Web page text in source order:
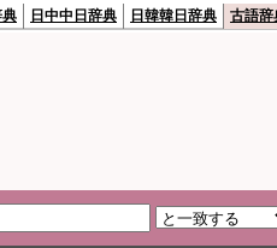
典 日中中日辞典 日韓韓日辞典 古語辞